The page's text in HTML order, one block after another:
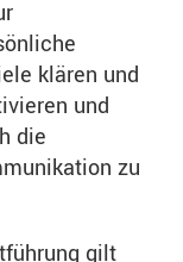
klären und
und
die
zu
gilt